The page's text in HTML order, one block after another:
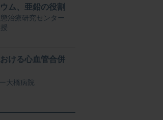
ム、亜鉛の役割
治療研究センター
ける心血管合併
大橋病院